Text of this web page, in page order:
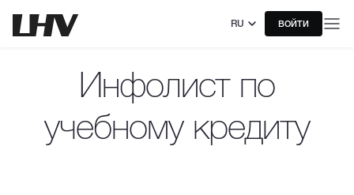
RU ВОЙТИ
Инфолист по
учебному кредиту